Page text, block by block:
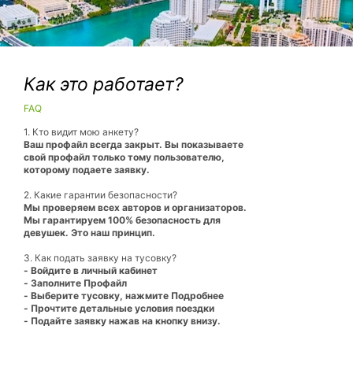
Как это работает?
FAQ
1. Кто видит мою анкету?
Ваш профайл всегда закрыт. Вы показываете
свой профайл только тому пользователю,
которому подаете заявку.
2. Какие гарантии безопасности?
Мы проверяем всех авторов и организаторов.
Мы гарантируем 100% безопасность для
девушек. Это наш принцип.
3. Как подать заявку на тусовку?
- Войдите в личный кабинет
- Заполните Профайл
- Выберите тусовку, нажмите Подробнее
- Прочтите детальные условия поездки
- Подайте заявку нажав на кнопку внизу.